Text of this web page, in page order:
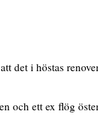
i höstas
och ett ex flög